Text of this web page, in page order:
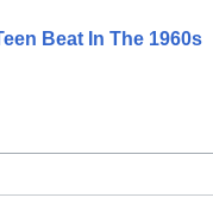
Beat In The 1960s